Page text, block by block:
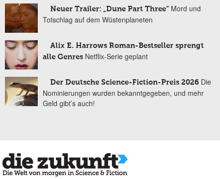
Neuer Trailer: „Dune Part Three“ Mord und
Totschlag auf dem Wüstenplaneten
Alix E. Harrows Roman-Bestseller sprengt
alle Genres Netflix-Serie geplant
Der Deutsche Science-Fiction-Preis 2026 Die
Nominierungen wurden bekanntgegeben, und mehr
Geld gibt’s auch!